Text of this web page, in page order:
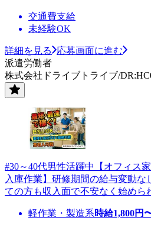
交通費支給
未経験OK
詳細を見る
応募画面に進む
派遣労働者
株式会社ドライブトライブ/
#30～40代男性活躍中【オフィス
入庫作業】研修期間の給与変動
ての方も収入面で不安なく始めら
軽作業・製造系時給1,800円